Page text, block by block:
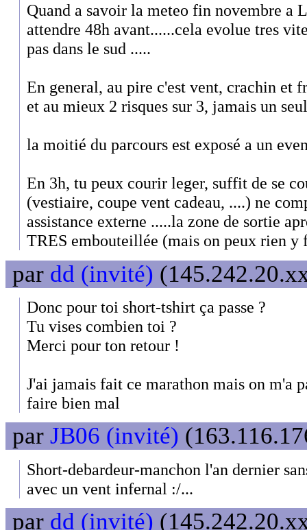
Quand a savoir la meteo fin novembre a
attendre 48h avant......cela evolue tres
pas dans le sud .....
En general, au pire c'est vent, crachin et
et au mieux 2 risques sur 3, jamais un seul
la moitié du parcours est exposé a un
En 3h, tu peux courir leger, suffit de se
(vestiaire, coupe vent cadeau, ....) ne
assistance externe .....la zone de sortie
TRES embouteillée (mais on peux rien y
par dd (invité)
Donc pour toi short-tshirt ça passe ?
Tu vises combien toi ?
Merci pour ton retour !
J'ai jamais fait ce marathon mais on m'a
faire bien mal
par JB06 (invité)
Short-debardeur-manchon l'an dernier
avec un vent infernal :/...
par dd (invité)